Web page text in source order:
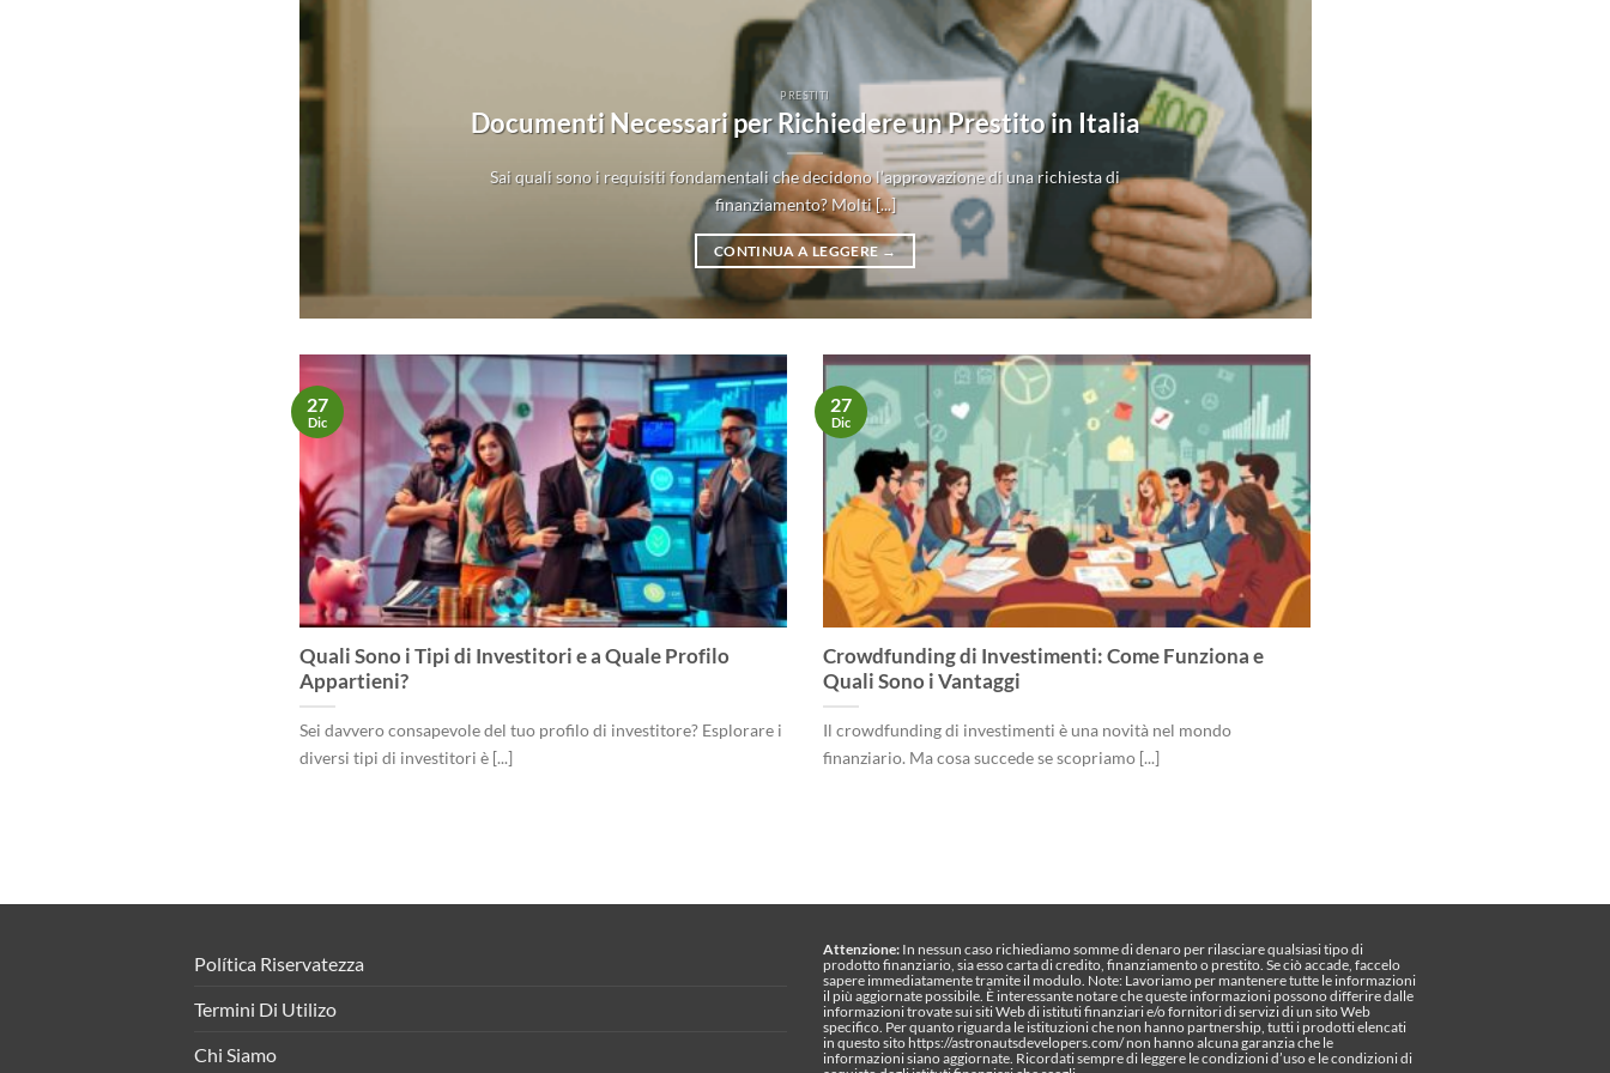
PRESTITI
Documenti Necessari per Richiedere un Prestito in Italia
Sai quali sono i requisiti fondamentali che decidono l’approvazione di una richiesta di
finanziamento? Molti [...]
CONTINUA A LEGGERE→
Quali Sono i Tipi di Investitori e a Quale Profilo
Appartieni?
Sei davvero consapevole del tuo profilo di investitore? Esplorare i
diversi tipi di investitori è [...]
27
Dic
Crowdfunding di Investimenti: Come Funziona e
Quali Sono i Vantaggi
Il crowdfunding di investimenti è una novità nel mondo
finanziario. Ma cosa succede se scopriamo [...]
27
Dic
Política Riservatezza
Termini Di Utilizo
Chi Siamo
Attenzione: In nessun caso richiediamo somme di denaro per rilasciare qualsiasi tipo di
prodotto finanziario, sia esso carta di credito, finanziamento o prestito. Se ciò accade, faccelo
sapere immediatamente tramite il modulo. Note: Lavoriamo per mantenere tutte le informazioni
il più aggiornate possibile. È interessante notare che queste informazioni possono differire dalle
informazioni trovate sui siti Web di istituti finanziari e/o fornitori di servizi di un sito Web
specifico. Per quanto riguarda le istituzioni che non hanno partnership, tutti i prodotti elencati
in questo sito https://astronautsdevelopers.com/ non hanno alcuna garanzia che le
informazioni siano aggiornate. Ricordati sempre di leggere le condizioni d’uso e le condizioni di